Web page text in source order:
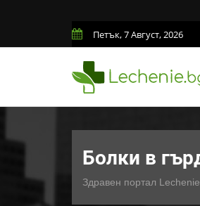
Петък, 7 Август, 2026
Болки в
Здравен портал